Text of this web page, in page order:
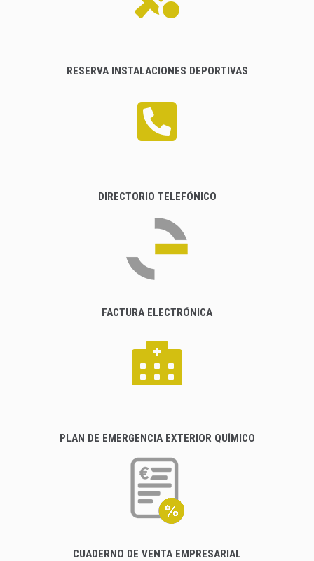
RESERVA INSTALACIONES DEPORTIVAS
DIRECTORIO TELEFÓNICO
FACTURA ELECTRÓNICA
PLAN DE EMERGENCIA EXTERIOR QUÍMICO
CUADERNO DE VENTA EMPRESARIAL